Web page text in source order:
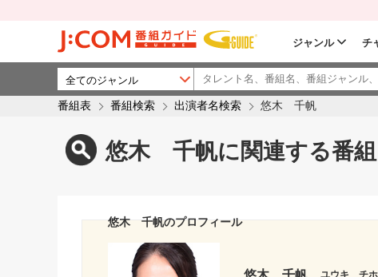
ジャンル チ
番組表 番組検索 出演者名検索 悠木 千帆
悠木 千帆に関連する番組
悠木 千帆のプロフィール
ユウキ チホ